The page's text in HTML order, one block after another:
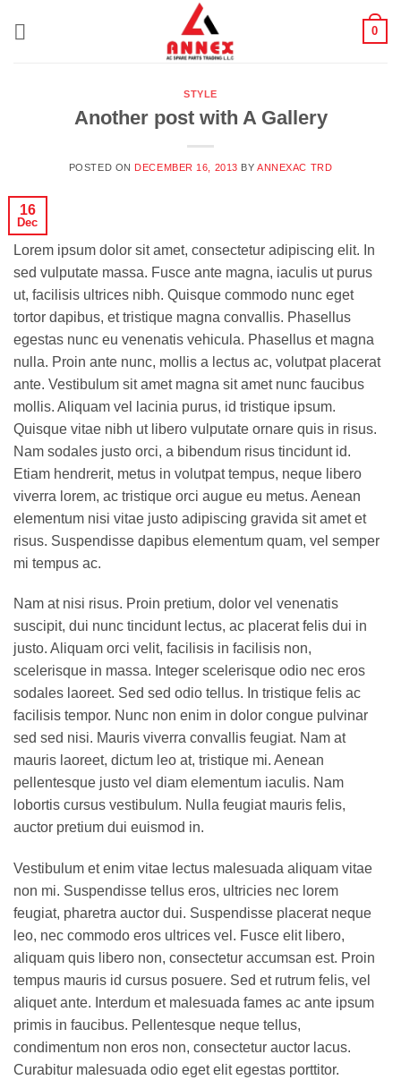
0
STYLE
Another post with A Gallery
POSTED ON DECEMBER 16, 2013 BYANNEXAC TRD
16
Dec
Lorem ipsum dolor sit amet, consectetur adipiscing elit. In
sed vulputate massa. Fusce ante magna, iaculis ut purus
ut, facilisis ultrices nibh. Quisque commodo nunc eget
tortor dapibus, et tristique magna convallis. Phasellus
egestas nunc eu venenatis vehicula. Phasellus et magna
nulla. Proin ante nunc, mollis a lectus ac, volutpat placerat
ante. Vestibulum sit amet magna sit amet nunc faucibus
mollis. Aliquam vel lacinia purus, id tristique ipsum.
Quisque vitae nibh ut libero vulputate ornare quis in risus.
Nam sodales justo orci, a bibendum risus tincidunt id.
Etiam hendrerit, metus in volutpat tempus, neque libero
viverra lorem, ac tristique orci augue eu metus. Aenean
elementum nisi vitae justo adipiscing gravida sit amet et
risus. Suspendisse dapibus elementum quam, vel semper
mi tempus ac.
Nam at nisi risus. Proin pretium, dolor vel venenatis
suscipit, dui nunc tincidunt lectus, ac placerat felis dui in
justo. Aliquam orci velit, facilisis in facilisis non,
scelerisque in massa. Integer scelerisque odio nec eros
sodales laoreet. Sed sed odio tellus. In tristique felis ac
facilisis tempor. Nunc non enim in dolor congue pulvinar
sed sed nisi. Mauris viverra convallis feugiat. Nam at
mauris laoreet, dictum leo at, tristique mi. Aenean
pellentesque justo vel diam elementum iaculis. Nam
lobortis cursus vestibulum. Nulla feugiat mauris felis,
auctor pretium dui euismod in.
Vestibulum et enim vitae lectus malesuada aliquam vitae
non mi. Suspendisse tellus eros, ultricies nec lorem
feugiat, pharetra auctor dui. Suspendisse placerat neque
leo, nec commodo eros ultrices vel. Fusce elit libero,
aliquam quis libero non, consectetur accumsan est. Proin
tempus mauris id cursus posuere. Sed et rutrum felis, vel
aliquet ante. Interdum et malesuada fames ac ante ipsum
primis in faucibus. Pellentesque neque tellus,
condimentum non eros non, consectetur auctor lacus.
Curabitur malesuada odio eget elit egestas porttitor.